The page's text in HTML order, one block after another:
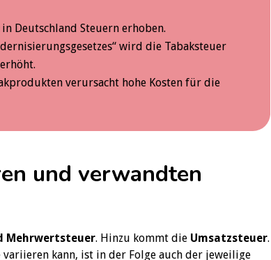
Deutschland Steuern erhoben.
wird die Tabaksteuer
verursacht hohe Kosten für die
und verwandten
Mehrwertsteuer. Hinzu kommt die Umsatzsteuer.
kann, ist in der Folge auch der jeweilige